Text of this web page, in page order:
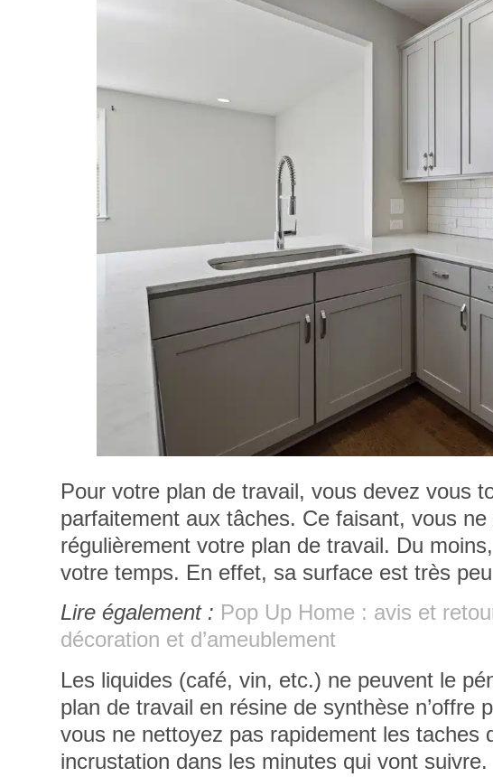
Pour votre plan de travail, vous devez vous
parfaitement aux tâches. Ce faisant, vous ne
régulièrement votre plan de travail. Du
votre temps. En effet, sa surface est très
Lire également : Pop Up Home : avis et
décoration et d’ameublement
Les liquides (café, vin, etc.) ne peuvent le
plan de travail en résine de synthèse n’offre
vous ne nettoyez pas rapidement les
incrustation dans les minutes qui vont suivre.